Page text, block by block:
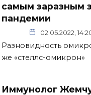
самым заразным
пандемии
02.05.2022,
Разновидность
же «стеллс-омикрон»
Иммунолог